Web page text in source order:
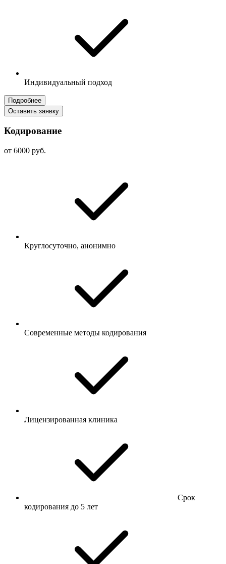
Индивидуальный подход
Подробнее
Оставить заявку
Кодирование
от 6000 руб.
Круглосуточно, анонимно
Современные методы кодирования
Лицензированная клиника
Срок
кодирования до 5 лет